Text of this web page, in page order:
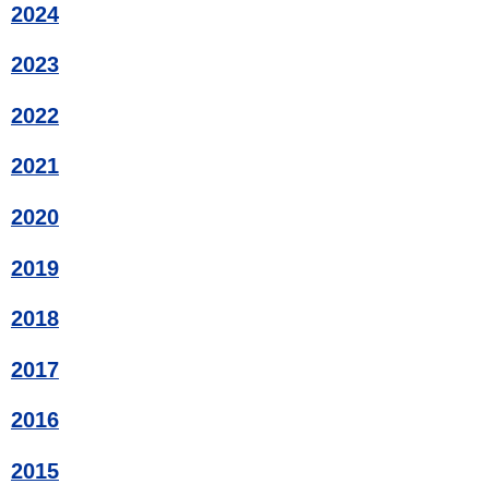
2024
2023
2022
2021
2020
2019
2018
2017
2016
2015